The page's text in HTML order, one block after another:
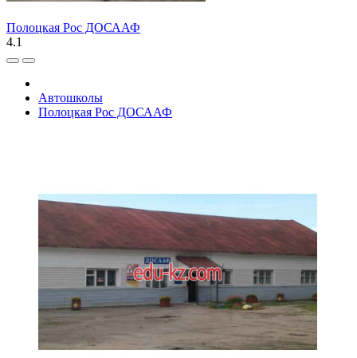
Полоцкая Рос ДОСААФ
4.1
Автошколы
Полоцкая Рос ДОСААФ